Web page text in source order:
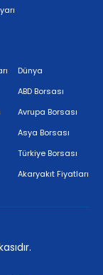
Dünya
ABD Borsası
Avrupa Borsası
Asya Borsası
Türkiye Borsası
Akaryakıt Fiyatları